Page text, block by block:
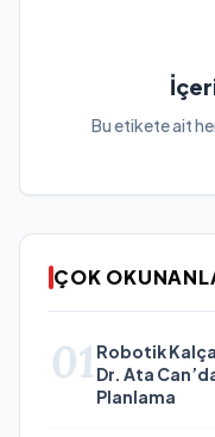
Bu etikete ait
ÇOK
01 Robotik
Dr. Ata
Planlama